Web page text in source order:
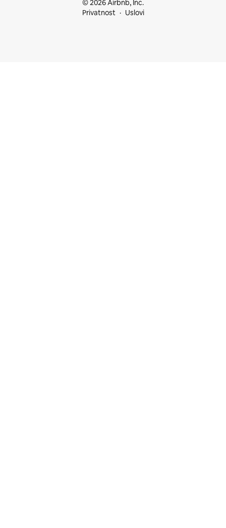
© 2026 Airbnb, Inc.
Privatnost
Uslovi